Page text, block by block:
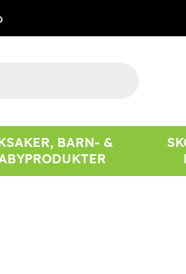
BARN- &